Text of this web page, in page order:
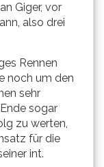
Giger, vor
also drei
Rennen
noch um den
sehr
sogar
zu werten,
für die
int.